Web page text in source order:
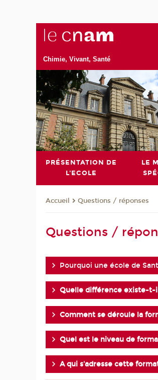
Chimie, Vivant, Santé
PRÉSENTATION DE
L'ECOLE
LE
Accueil Questions / réponses
Questions /
Pourquoi une école de
Quelle différence existe-t-
Comment se déroule la
Quel est le niveau de
A qui s'adresse cette